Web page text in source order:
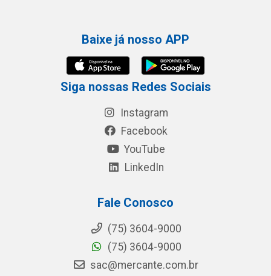
Baixe já nosso APP
Siga nossas Redes Sociais
Instagram
Facebook
YouTube
LinkedIn
Fale Conosco
(75) 3604-9000
(75) 3604-9000
sac@mercante.com.br